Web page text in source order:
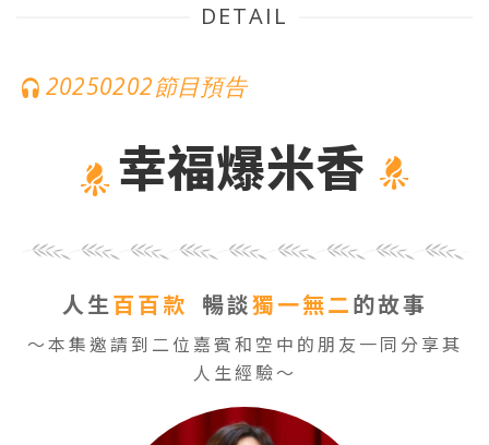
DETAIL
20250202節目預告
幸福爆米香
人生百百款 暢談獨一無二的故事
～本集邀請到二位嘉賓和空中的朋友一同分享其
人生經驗～